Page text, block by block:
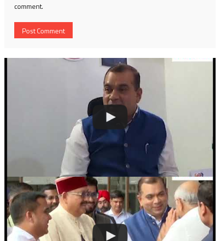
comment.